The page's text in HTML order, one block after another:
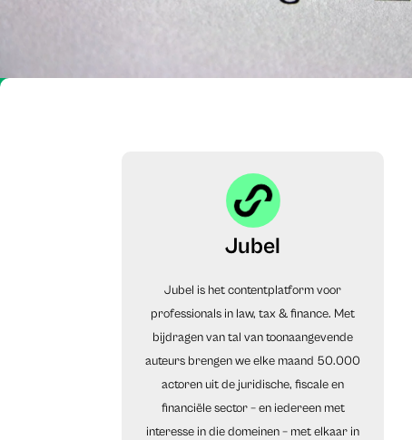
Jubel
Jubel is het contentplatform voor
professionals in law, tax & finance. Met
bijdragen van tal van toonaangevende
auteurs brengen we elke maand 50.000
actoren uit de juridische, fiscale en
financiële sector – en iedereen met
interesse in die domeinen – met elkaar in